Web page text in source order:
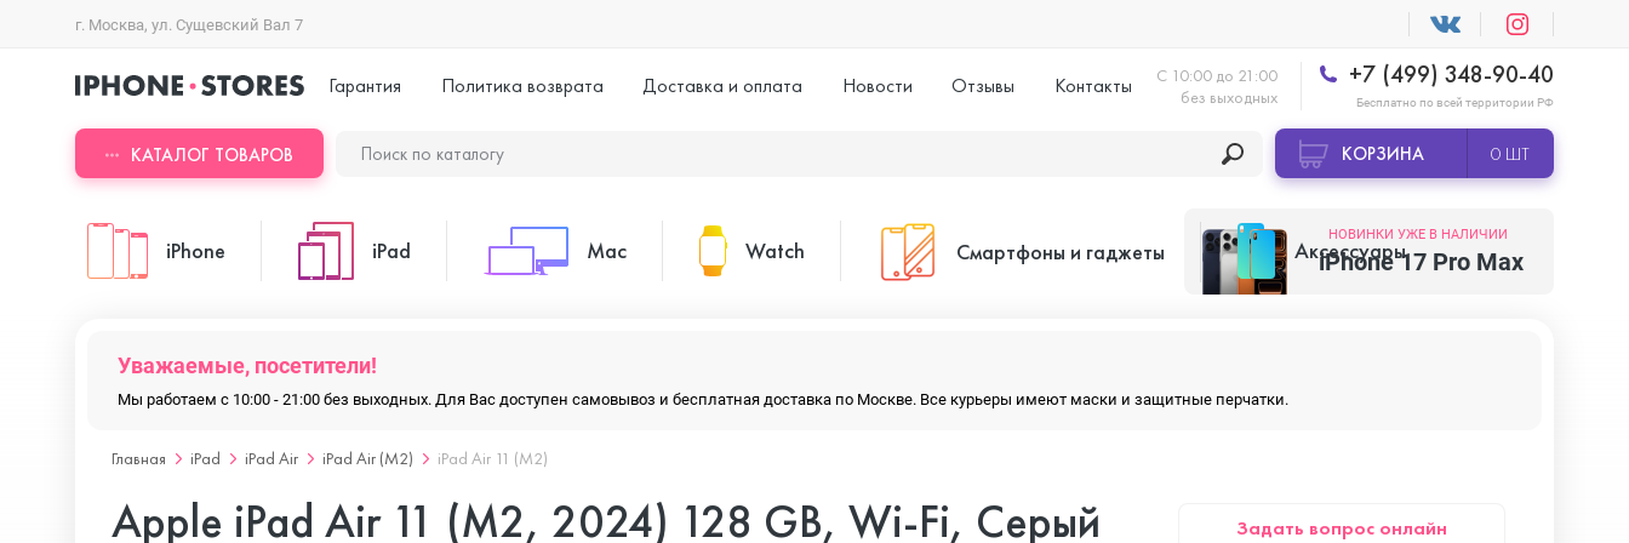
г. Москва, ул. Сущевский Вал 7
Гарантия Политика возврата Доставка и оплата Новости Отзывы Контакты
С 10:00 до 21:00
без выходных
+7 (499) 348-90-40
Бесплатно по всей территории РФ
КАТАЛОГ ТОВАРОВ КОРЗИНА 0 ШТ
iPhone
iPhone 17 Pro
iPad
iPad Air
Mac Watch Смартфоны и гаджеты Аксессуары
НОВИНКИ УЖЕ В НАЛИЧИИ
iPhone 17 Pro Max
Уважаемые, посетители!
Мы работаем с 10:00 - 21:00 без выходных. Для Вас доступен самовывоз и бесплатная доставка по Москве. Все курьеры имеют маски и защитные перчатки.
Главная iPad iPad Air iPad Air (M2) iPad Air 11 (M2)
Apple iPad Air 11 (M2, 2024) 128 GB, Wi-Fi, Серый
Задать вопрос онлайн